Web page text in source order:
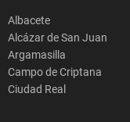
Albacete
Alcázar de San Juan
Argamasilla
Campo de Criptana
Ciudad Real